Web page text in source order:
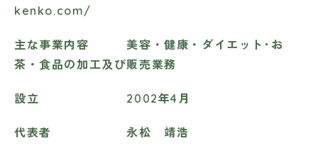
kenko.com/
主な事業内容 美容・健康・ダイエット･お
茶・食品の加工及び販売業務
設立 2002年4月
代表者 永松 靖浩